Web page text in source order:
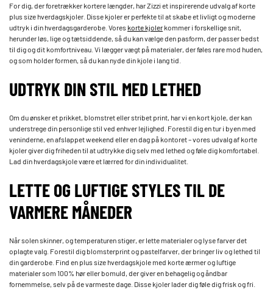
For dig, der foretrækker kortere længder, har Zizzi et inspirerende udvalg af korte
plus size hverdagskjoler. Disse kjoler er perfekte til at skabe et livligt og moderne
udtryk i din hverdagsgarderobe. Voreskorte kjolerkommer i forskellige snit,
herunder løs, lige og tætsiddende, så du kan vælge den pasform, der passer bedst
til dig og dit komfortniveau. Vi lægger vægt på materialer, der føles rare mod huden,
og som holder formen, så du kan nyde din kjole i lang tid.
UDTRYK DIN STIL MED LETHED
Om du ønsker et prikket, blomstret eller stribet print, har vi en kort kjole, der kan
understrege din personlige stil ved enhver lejlighed. Forestil dig en tur i byen med
veninderne, en afslappet weekend eller en dag på kontoret – vores udvalg af korte
kjoler giver dig friheden til at udtrykke dig selv med lethed og føle dig komfortabel.
Lad din hverdagskjole være et lærred for din individualitet.
LETTE OG LUFTIGE STYLES TIL DE
VARMERE MÅNEDER
Når solen skinner, og temperaturen stiger, er lette materialer og lyse farver det
oplagte valg. Forestil dig blomsterprint og pastelfarver, der bringer liv og lethed til
din garderobe. Find en plus size hverdagskjole med korte ærmer og luftige
materialer som 100% hør eller bomuld, der giver en behagelig og åndbar
fornemmelse, selv på de varmeste dage. Disse kjoler lader dig føle dig frisk og fri.